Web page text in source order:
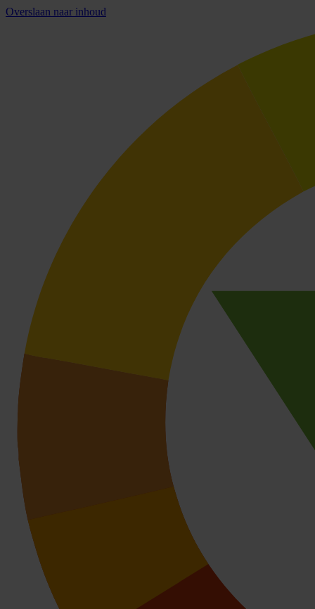
Overslaan naar inhoud